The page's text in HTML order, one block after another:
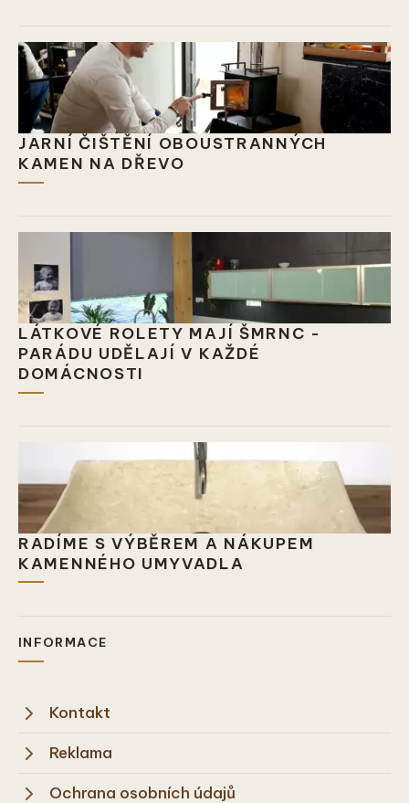
JARNÍ ČIŠTĚNÍ OBOUSTRANNÝCH
KAMEN NA DŘEVO
LÁTKOVÉ ROLETY MAJÍ ŠMRNC -
PARÁDU UDĚLAJÍ V KAŽDÉ
DOMÁCNOSTI
RADÍME S VÝBĚREM A NÁKUPEM
KAMENNÉHO UMYVADLA
INFORMACE
Kontakt
Reklama
Ochrana osobních údajů